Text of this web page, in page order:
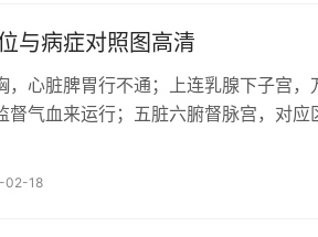
与病症对照图高清
，心脏脾胃行不通；上连乳腺下子宫，
气血来运行；五脏六腑督脉宫，对应区
02-18